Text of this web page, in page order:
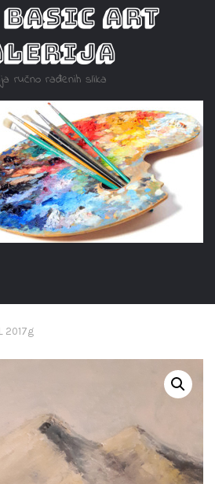
ART
ručno rađenih slika
2017g